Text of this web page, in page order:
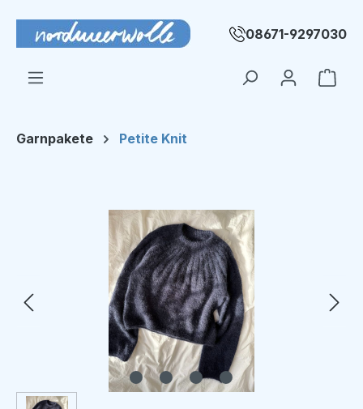
Zum Hauptinhalt springen
08671-9297030
Garnpakete Petite Knit
Bildergalerie überspringen